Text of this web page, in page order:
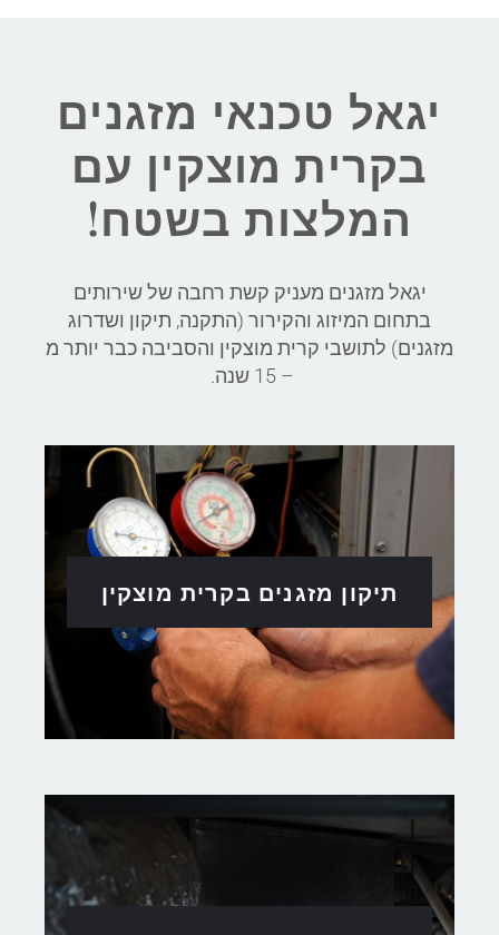
יגאל טכנאי מזגנים
בקרית מוצקין עם
המלצות בשטח!
יגאל מזגנים מעניק קשת רחבה של שירותים
בתחום המיזוג והקירור (התקנה, תיקון ושדרוג
מזגנים) לתושבי קרית מוצקין והסביבה כבר יותר מ
– 15 שנה.
תיקון מזגנים בקרית מוצקין